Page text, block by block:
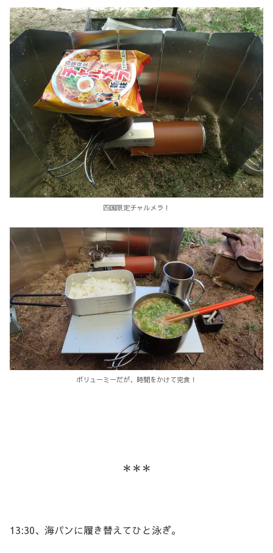
四国限定チャルメラ！
ボリューミーだが、時間をかけて完食！
＊＊＊
13:30、海パンに履き替えてひと泳ぎ。